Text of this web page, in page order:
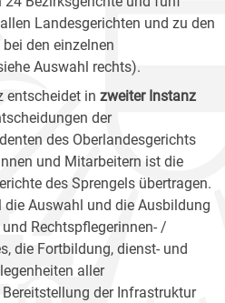
Landesgerichten und zu den
den einzelnen
Auswahl rechts).
entscheidet in zweiter Instanz
der
des Oberlandesgerichts
und Mitarbeitern ist die
des Sprengels übertragen.
die Auswahl und die Ausbildung
Rechtspflegerinnen- /
die Fortbildung, dienst- und
aller
der Infrastruktur